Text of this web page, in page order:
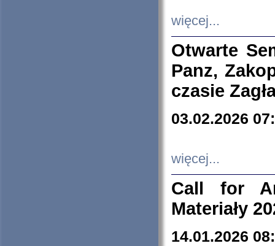
więcej...
Otwarte
Panz,
czasie
03.02.2026
więcej...
Call for
Materiały
14.01.2026